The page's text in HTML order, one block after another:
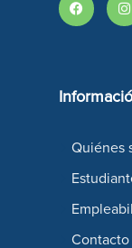
Quiénes
Contacto